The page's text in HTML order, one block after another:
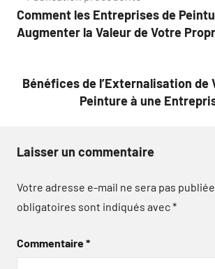
de
Comment les Entreprises de
Augmenter la Valeur de Votre
Bénéfices de l’Externalisation de
Peinture à une
Laisser un commentaire
Votre adresse e-mail ne sera pas publiée.
obligatoires sont indiqués avec*
Commentaire*